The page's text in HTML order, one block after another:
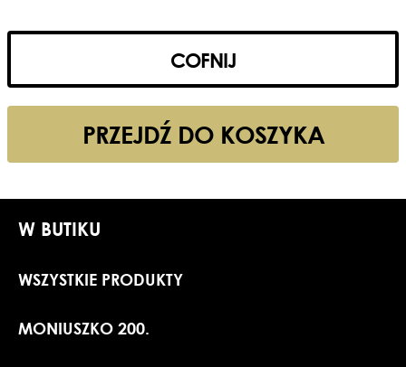
COFNIJ
PRZEJDŹ DO KOSZYKA
W BUTIKU
WSZYSTKIE PRODUKTY
MONIUSZKO 200.